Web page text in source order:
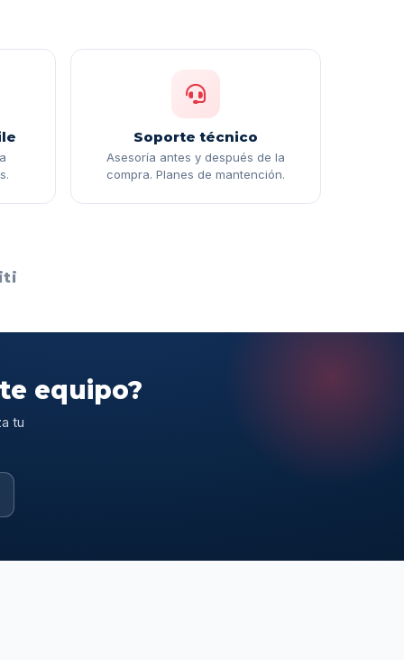
Soporte técnico
Asesoría antes y después de la
compra. Planes de mantención.
equipo?
tu